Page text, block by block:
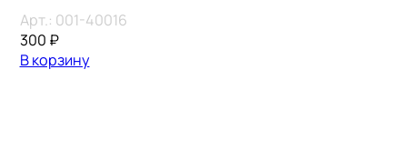
Арт.: 001-40016
300 ₽
В корзину